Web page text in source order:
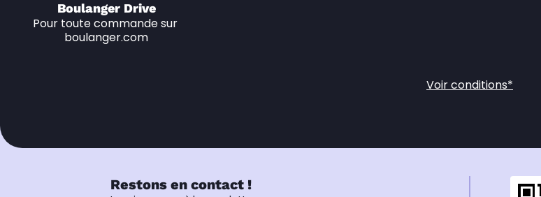
Boulanger Drive
Pour toute commande sur
boulanger.com
Voir conditions*
Restons en contact !